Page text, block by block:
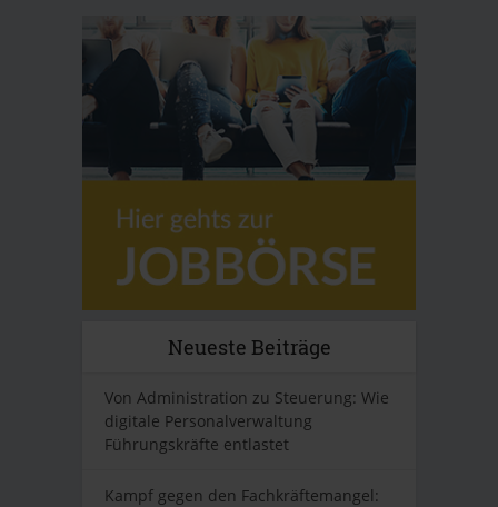
Neueste Beiträge
Von Administration zu Steuerung: Wie
digitale Personalverwaltung
Führungskräfte entlastet
Kampf gegen den Fachkräftemangel: